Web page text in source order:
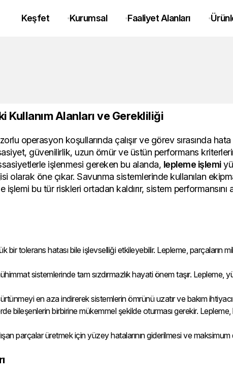
Keşfet Kurumsal Faaliyet Alanları
Alanları ve Gerekliliği
operasyon koşullarında çalışır ve görev sırasında hata
güvenilirlik, uzun ömür ve üstün performans
işlenmesi gereken bu alanda, lepleme işlemi
öne çıkar. Savunma sistemlerinde kullanılan
bu tür riskleri ortadan kaldırır, sistem performansını
bir tolerans hatası bile işlevselliği etkileyebilir. Lepleme, parçaların
sistemlerinde tam sızdırmazlık hayati önem taşır. Lepleme,
en aza indirerek sistemlerin ömrünü uzatır ve bakım
bileşenlerin birbirine mükemmel şekilde oturması gerekir.
parçalar üretmek için yüzey hatalarının giderilmesi ve